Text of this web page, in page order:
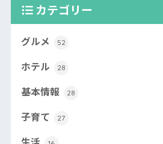
カテゴリー
グルメ 52
ホテル 28
基本情報 28
子育て 27